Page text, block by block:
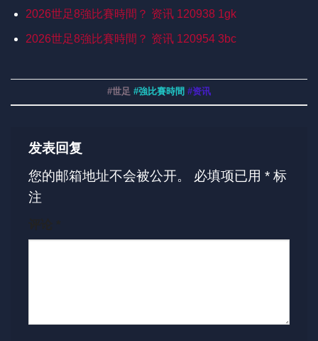
2026世足8強比賽時間？ 资讯 120938 1gk
2026世足8強比賽時間？ 资讯 120954 3bc
#世足 #強比賽時間 #资讯
发表回复
您的邮箱地址不会被公开。
必填项已用 * 标
注